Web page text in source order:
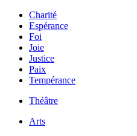
Charité
Espérance
Foi
Joie
Justice
Paix
Tempérance
Théâtre
Arts